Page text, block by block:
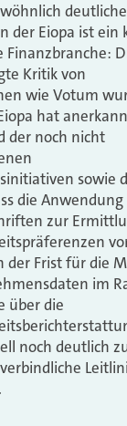
deutliche
der Eiopa ist ein
Finanzbranche:
Kritik von
wie Votum
hat
der noch nicht
sowie
die
zur
der Frist für die
im
über die
noch deutlich